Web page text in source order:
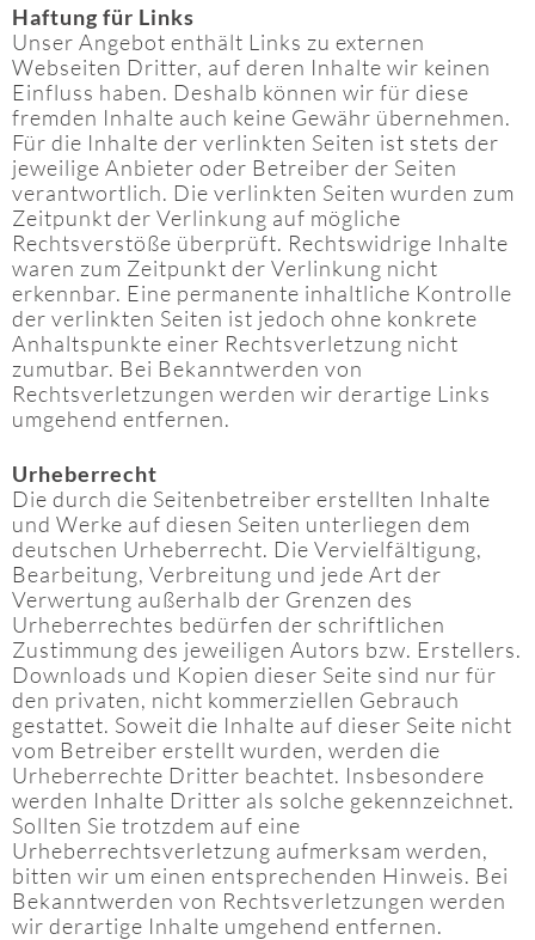
Haftung für Links
Unser Angebot enthält Links zu externen
Webseiten Dritter, auf deren Inhalte wir keinen
Einfluss haben. Deshalb können wir für diese
fremden Inhalte auch keine Gewähr übernehmen.
Für die Inhalte der verlinkten Seiten ist stets der
jeweilige Anbieter oder Betreiber der Seiten
verantwortlich. Die verlinkten Seiten wurden zum
Zeitpunkt der Verlinkung auf mögliche
Rechtsverstöße überprüft. Rechtswidrige Inhalte
waren zum Zeitpunkt der Verlinkung nicht
erkennbar. Eine permanente inhaltliche Kontrolle
der verlinkten Seiten ist jedoch ohne konkrete
Anhaltspunkte einer Rechtsverletzung nicht
zumutbar. Bei Bekanntwerden von
Rechtsverletzungen werden wir derartige Links
umgehend entfernen.
Urheberrecht
Die durch die Seitenbetreiber erstellten Inhalte
und Werke auf diesen Seiten unterliegen dem
deutschen Urheberrecht. Die Vervielfältigung,
Bearbeitung, Verbreitung und jede Art der
Verwertung außerhalb der Grenzen des
Urheberrechtes bedürfen der schriftlichen
Zustimmung des jeweiligen Autors bzw. Erstellers.
Downloads und Kopien dieser Seite sind nur für
den privaten, nicht kommerziellen Gebrauch
gestattet. Soweit die Inhalte auf dieser Seite nicht
vom Betreiber erstellt wurden, werden die
Urheberrechte Dritter beachtet. Insbesondere
werden Inhalte Dritter als solche gekennzeichnet.
Sollten Sie trotzdem auf eine
Urheberrechtsverletzung aufmerksam werden,
bitten wir um einen entsprechenden Hinweis. Bei
Bekanntwerden von Rechtsverletzungen werden
wir derartige Inhalte umgehend entfernen.